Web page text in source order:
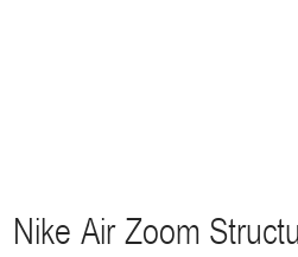
Nike Air Zoom